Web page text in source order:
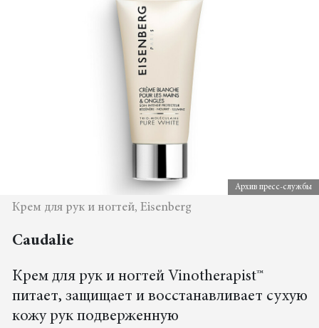
Архив пресс-службы
Крем для рук и ногтей, Eisenberg
Caudalie
Крем для рук и ногтей Vinotherapist™
питает, защищает и восстанавливает сухую
кожу рук подверженную